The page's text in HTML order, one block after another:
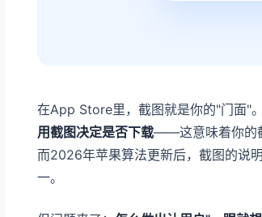
在App Store里，截图就是你的"门面"。
用截图决定是否下载——这意味着你的
而2026年苹果算法更新后，截图的说
一。